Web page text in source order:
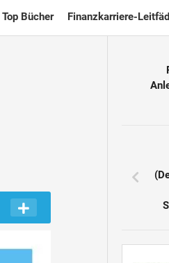
Top Bücher Finanzkarriere-